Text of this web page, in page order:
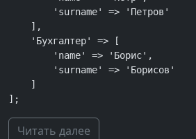
];
Читать далее